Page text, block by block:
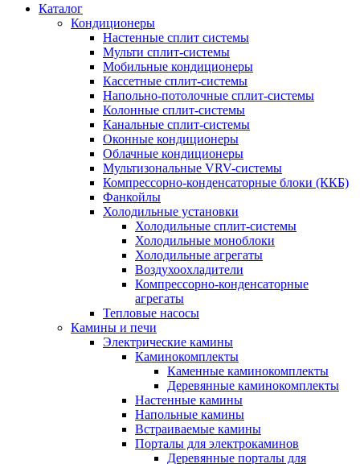
Каталог
Кондиционеры
Настенные сплит системы
Мульти сплит-системы
Мобильные кондиционеры
Кассетные сплит-системы
Напольно-потолочные сплит-системы
Колонные сплит-системы
Канальные сплит-системы
Оконные кондиционеры
Облачные кондиционеры
Мультизональные VRV-системы
Компрессорно-конденсаторные блоки (ККБ)
Фанкойлы
Холодильные установки
Холодильные сплит-системы
Холодильные моноблоки
Холодильные агрегаты
Воздухоохладители
Компрессорно-конденсаторные
агрегаты
Тепловые насосы
Камины и печи
Электрические камины
Каминокомплекты
Каменные каминокомплекты
Деревянные каминокомплекты
Настенные камины
Напольные камины
Встраиваемые камины
Порталы для электрокаминов
Деревянные порталы для